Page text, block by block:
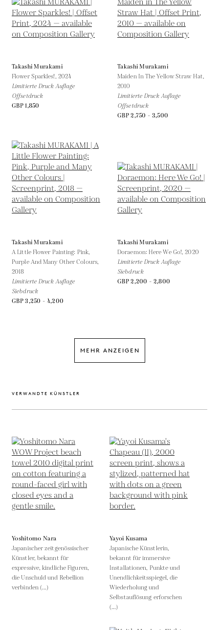
Takashi Murakami
Flower Sparkles!, 2024
Limitierte Druck Auflage
Offsetdruck
GBP 1,850
Takashi Murakami
Maiden In The Yellow Straw Hat,
2010
Limitierte Druck Auflage
Offsetdruck
GBP 2,750 - 3,500
Takashi Murakami
A Little Flower Painting: Pink,
Purple And Many Other Colours,
2018
Limitierte Druck Auflage
Siebdruck
GBP 3,250 - 4,200
Takashi Murakami
Doraemon: Here We Go!,2020
Limitierte Druck Auflage
Siebdruck
GBP 2,200 - 2,800
MEHR ANZEIGEN
VERWANDTE KÜNSTLER
Yoshitomo Nara
Japanischer zeitgenössischer
Künstler, bekannt für
expressive, kindliche Figuren,
die Unschuld und Rebellion
verbinden (...)
Yayoi Kusama
Japanische Künstlerin,
bekannt für immersive
Installationen, Punkte und
Unendlichkeitsspiegel, die
Wiederholung und
Selbstauflösung erforschen
(...)